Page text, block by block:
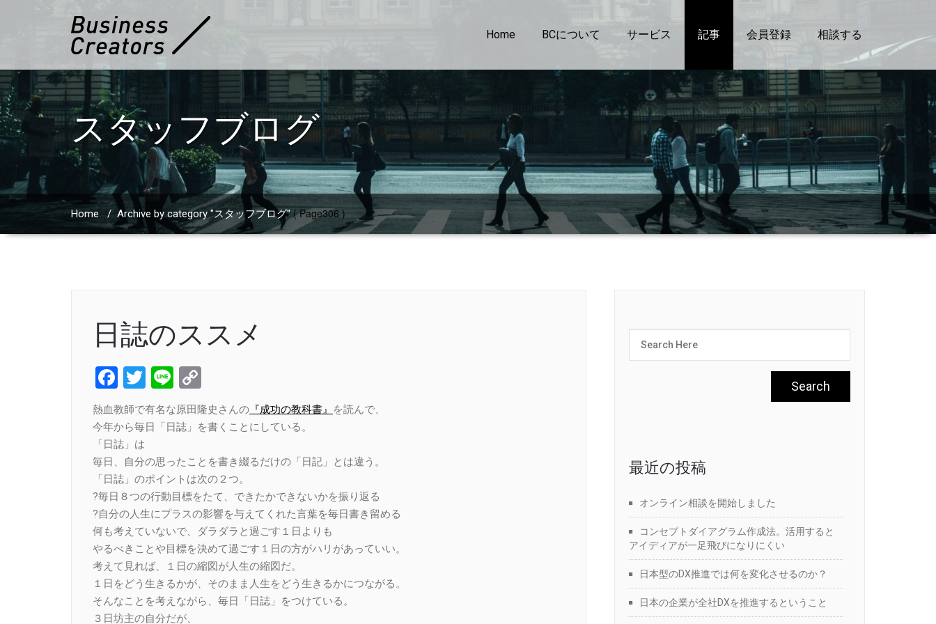
Home BCについて サービス 記事 会員登録 相談する
スタッフブログ
Home / Archive by category "スタッフブログ" ( Page306 )
日誌のススメ
Facebook
Twitter
Line
Link
熱血教師で有名な原田隆史さんの 『成功の教科書』
を読んで、
今年から毎日「日誌」を書くことにしている。
「日誌」は
毎日、自分の思ったことを書き綴るだけの「日記」とは違う。
「日誌」のポイントは次の２つ。
?毎日８つの行動目標をたて、できたかできないかを振り返る
?自分の人生にプラスの影響を与えてくれた言葉を毎日書き留める
何も考えていないで、ダラダラと過ごす１日よりも
やるべきことや目標を決めて過ごす１日の方がハリがあっていい。
考えて見れば、１日の縮図が人生の縮図だ。
１日をどう生きるかが、そのまま人生をどう生きるかにつながる。
そんなことを考えながら、毎日「日誌」をつけている。
３日坊主の自分だが、
最近の投稿
オンライン相談を開始しました
コンセプトダイアグラム作成法。活用すると
アイディアが一足飛びになりにくい
日本型のDX推進では何を変化させるのか？
日本の企業が全社DXを推進するということ